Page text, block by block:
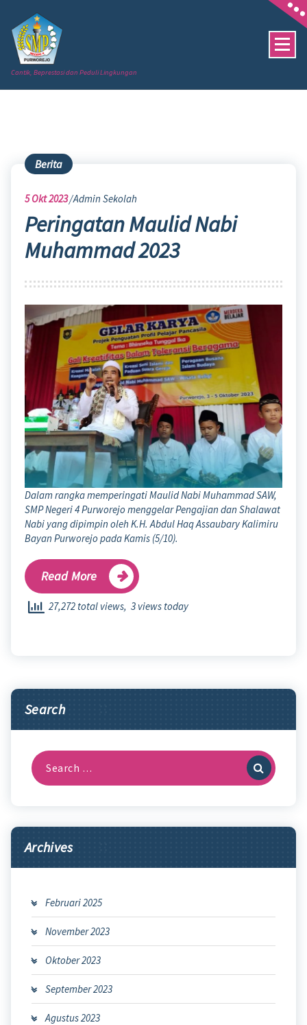
content
Cantik, Beprestasi dan Peduli Lingkungan
Berita
5Okt 2023 Admin Sekolah
Peringatan Maulid Nabi
Muhammad 2023
Dalam rangka memperingati Maulid Nabi Muhammad SAW,
SMP Negeri 4 Purworejo menggelar Pengajian dan Shalawat
Nabi yang dipimpin oleh K.H. Abdul Haq Assaubary Kalimiru
Bayan Purworejo pada Kamis (5/10).
Read More
27,272 total views, 3 views today
Search
Search
for:
Archives
Februari 2025
November 2023
Oktober 2023
September 2023
Agustus 2023